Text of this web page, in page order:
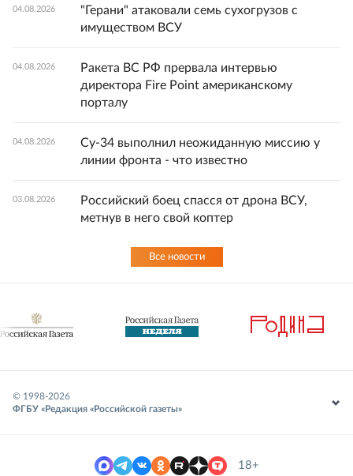
04.08.2026
"Герани" атаковали семь сухогрузов с
имуществом ВСУ
04.08.2026
Ракета ВС РФ прервала интервью
директора Fire Point американскому
порталу
04.08.2026
Су-34 выполнил неожиданную миссию у
линии фронта - что известно
03.08.2026
Российский боец спасся от дрона ВСУ,
метнув в него свой коптер
Все новости
© 1998-2026
ФГБУ «Редакция «Российской газеты»
18+